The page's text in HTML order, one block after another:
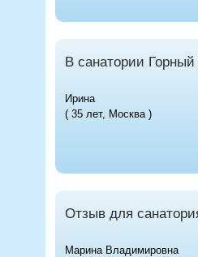
В санатории
Ирина
( 35 лет, Москва )
Отзыв для
Марина Владимировна